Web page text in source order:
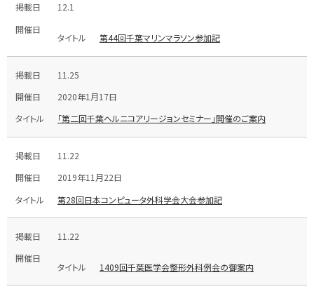
12.1
第44回千葉マリンマラソン参加記
11.25
2020年1月17日
「第二回千葉ヘルニコアリージョンセミナー」開催のご案内
11.22
2019年11月22日
第28回日本コンピュータ外科学会大会参加記
11.22
1409回千葉医学会整形外科例会の御案内